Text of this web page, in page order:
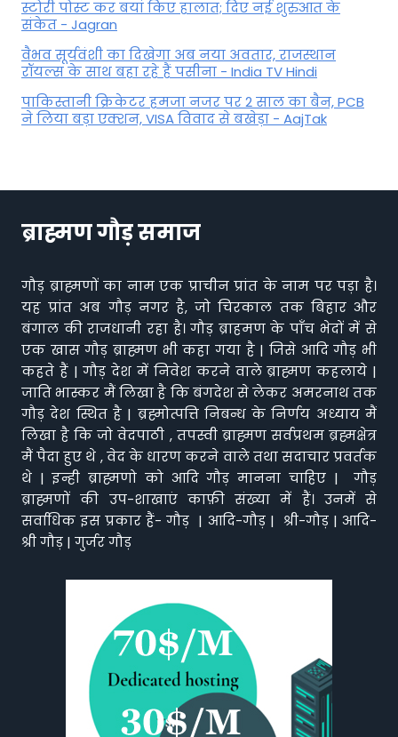
स्टोरी पोस्ट कर बयां किए हालात; दिए नई शुरुआत के
संकेत - Jagran
वैभव सूर्यवंशी का दिखेगा अब नया अवतार, राजस्थान
रॉयल्स के साथ बहा रहे हैं पसीना - India TV Hindi
पाकिस्तानी क्रिकेटर हमजा नजर पर 2 साल का बैन, PCB
ने ल‍िया बड़ा एक्शन, VISA व‍िवाद से बखेड़ा - AajTak
ब्राह्मण गौड़ समाज
गौड़ ब्राह्मणों का नाम एक प्राचीन प्रांत के नाम पर पड़ा है।
यह प्रांत अब गौड़ नगर है, जो चिरकाल तक बिहार और
बंगाल की राजधानी रहा है। गौड़ ब्राहमण के पाँच भेदों में से
एक खास गौड़ ब्राह्मण भी कहा गया है | जिसे आदि गौड़ भी
कहते हैं | गौड़ देश में निवेश करने वाले ब्राह्मण कहलाये |
जाति भास्कर मैं लिखा है कि बंगदेश से लेकर अमरनाथ तक
गौड़ देश स्थित है | ब्रह्मोत्पत्ति निबन्ध के निर्णय अध्याय मैं
लिखा है कि जो वेदपाठी , तपस्वी ब्राह्मण सर्वप्रथम ब्रह्मक्षेत्र
मैं पैदा हुए थे , वेद के धारण करने वाले तथा सदाचार प्रवर्तक
थे | इन्ही ब्राह्मणो को आदि गौड़ मानना चाहिए | गौड़
ब्राह्मणों की उप-शाखाएं काफ़ी संख्या में हैं। उनमें से
सर्वाधिक इस प्रकार हैं- गौड़ | आदि-गौड़ | श्री-गौड़ | आदि-
श्री गौड़ | गुर्जर गौड़